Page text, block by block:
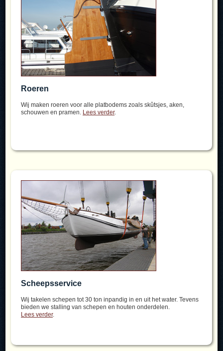
Roeren
Wij maken roeren voor alle platbodems zoals skûtsjes, aken,
schouwen en pramen. Lees verder.
Scheepsservice
Wij takelen schepen tot 30 ton inpandig in en uit het water. Tevens
bieden we stalling van schepen en houten onderdelen.
Lees verder.